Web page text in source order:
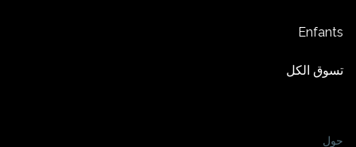
Enfants
تسوق الكل
حول